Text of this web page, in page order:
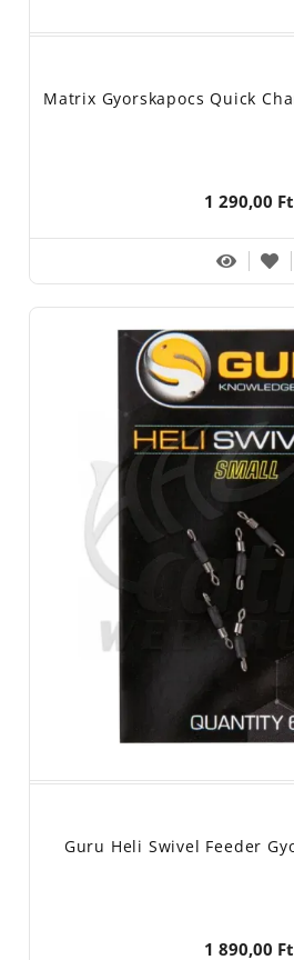
Matrix Gyorskapocs Quick
1 290,00 Ft
Guru Heli Swivel Feeder
1 890,00 Ft